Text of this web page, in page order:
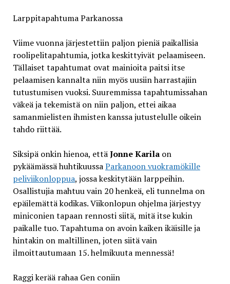
Larppitapahtuma Parkanossa
Viime vuonna järjestettiin paljon pieniä paikallisia
roolipelitapahtumia, jotka keskittyivät pelaamiseen.
Tällaiset tapahtumat ovat mainioita paitsi itse
pelaamisen kannalta niin myös uusiin harrastajiin
tutustumisen vuoksi. Suuremmissa tapahtumissahan
väkeä ja tekemistä on niin paljon, ettei aikaa
samanmielisten ihmisten kanssa jutustelulle oikein
tahdo riittää.
Siksipä onkin hienoa, ettäJonne Karilaon
pykäämässä huhtikuussaParkanoon vuokramökille
peliviikonloppua, jossa keskitytään larppeihin.
Osallistujia mahtuu vain 20 henkeä, eli tunnelma on
epäilemättä kodikas. Viikonlopun ohjelma järjestyy
miniconien tapaan rennosti siitä, mitä itse kukin
paikalle tuo. Tapahtuma on avoin kaiken ikäisille ja
hintakin on maltillinen, joten siitä vain
ilmoittautumaan 15. helmikuuta mennessä!
Raggi kerää rahaa Gen coniin